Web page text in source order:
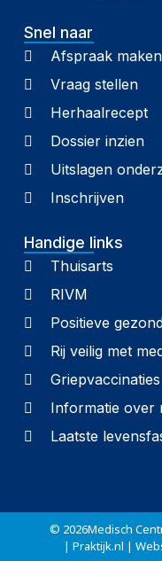
Snel naar
Afspraak maken
Vraag stellen
Herhaalrecept
Dossier inzien
Uitslagen
Inschrijven
Handige links
Thuisarts
RIVM
Positieve
Rij veilig met
Griepvaccinaties
Informatie over
Laatste
© 2026Medisch
| Praktijk.nl |